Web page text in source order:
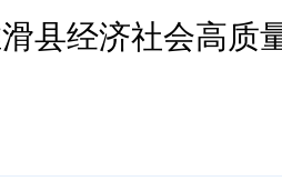
县经济社会高质